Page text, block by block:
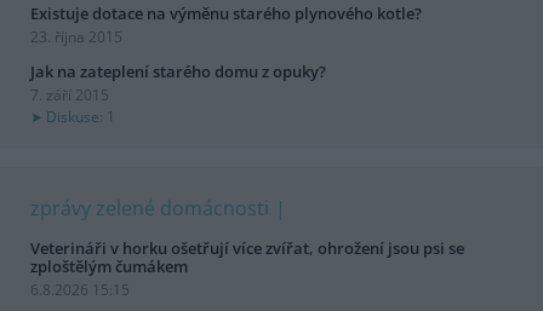
Existuje dotace na výměnu starého plynového kotle?
23. října 2015
Jak na zateplení starého domu z opuky?
7. září 2015
Diskuse: 1
zprávy zelené domácnosti
Veterináři v horku ošetřují více zvířat, ohrožení jsou psi se
zploštělým čumákem
6.8.2026 15:15